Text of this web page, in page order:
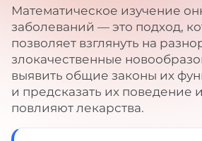
Математическое изучение
заболеваний — это подход,
позволяет взглянуть на
злокачественные
выявить общие законы их
и предсказать их поведение
повлияют лекарства.